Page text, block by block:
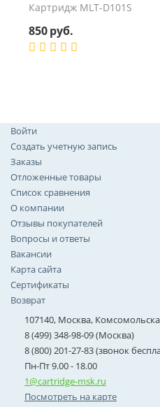
Картридж MLT-D101S
850руб.
Войти
Создать учетную запись
Заказы
Отложенные товары
Список сравнения
О компании
Отзывы покупателей
Вопросы и ответы
Вакансии
Карта сайта
Сертификаты
Возврат
107140, Москва,
8 (499) 348-98-09 (Москва)
8 (800) 201-27-83 (звонок
Пн-Пт 9.00 - 18.00
1@cartridge-msk.ru
Посмотреть на карте